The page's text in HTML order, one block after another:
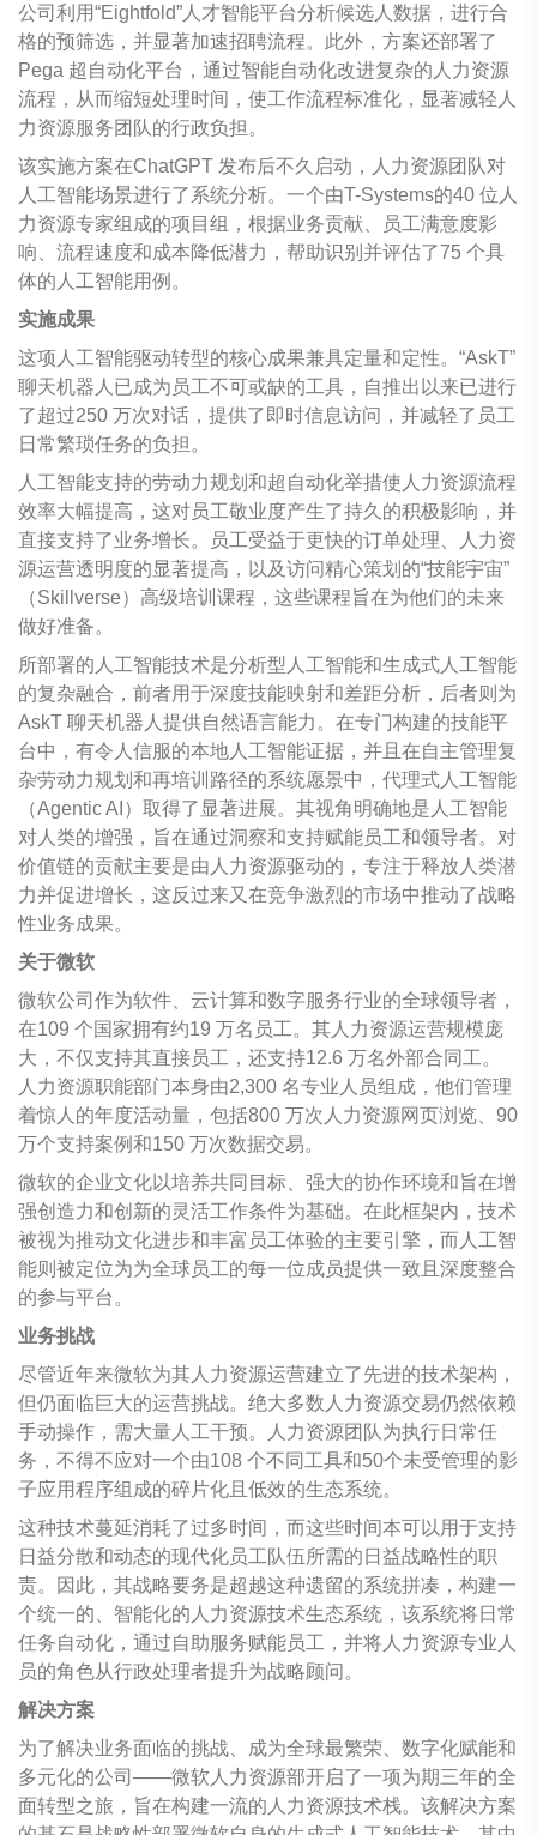
公司利用“Eightfold”人才智能平台分析候选人数据，进行合
格的预筛选，并显著加速招聘流程。此外，方案还部署了
Pega 超自动化平台，通过智能自动化改进复杂的人力资源
流程，从而缩短处理时间，使工作流程标准化，显著减轻人
力资源服务团队的行政负担。
该实施方案在ChatGPT 发布后不久启动，人力资源团队对
人工智能场景进行了系统分析。一个由T-Systems的40 位人
力资源专家组成的项目组，根据业务贡献、员工满意度影
响、流程速度和成本降低潜力，帮助识别并评估了75 个具
体的人工智能用例。
实施成果
这项人工智能驱动转型的核心成果兼具定量和定性。“AskT”
聊天机器人已成为员工不可或缺的工具，自推出以来已进行
了超过250 万次对话，提供了即时信息访问，并减轻了员工
日常繁琐任务的负担。
人工智能支持的劳动力规划和超自动化举措使人力资源流程
效率大幅提高，这对员工敬业度产生了持久的积极影响，并
直接支持了业务增长。员工受益于更快的订单处理、人力资
源运营透明度的显著提高，以及访问精心策划的“技能宇宙”
（Skillverse）高级培训课程，这些课程旨在为他们的未来
做好准备。
所部署的人工智能技术是分析型人工智能和生成式人工智能
的复杂融合，前者用于深度技能映射和差距分析，后者则为
AskT 聊天机器人提供自然语言能力。在专门构建的技能平
台中，有令人信服的本地人工智能证据，并且在自主管理复
杂劳动力规划和再培训路径的系统愿景中，代理式人工智能
（Agentic AI）取得了显著进展。其视角明确地是人工智能
对人类的增强，旨在通过洞察和支持赋能员工和领导者。对
价值链的贡献主要是由人力资源驱动的，专注于释放人类潜
力并促进增长，这反过来又在竞争激烈的市场中推动了战略
性业务成果。
关于微软
微软公司作为软件、云计算和数字服务行业的全球领导者，
在109 个国家拥有约19 万名员工。其人力资源运营规模庞
大，不仅支持其直接员工，还支持12.6 万名外部合同工。
人力资源职能部门本身由2,300 名专业人员组成，他们管理
着惊人的年度活动量，包括800 万次人力资源网页浏览、90
万个支持案例和150 万次数据交易。
微软的企业文化以培养共同目标、强大的协作环境和旨在增
强创造力和创新的灵活工作条件为基础。在此框架内，技术
被视为推动文化进步和丰富员工体验的主要引擎，而人工智
能则被定位为为全球员工的每一位成员提供一致且深度整合
的参与平台。
业务挑战
尽管近年来微软为其人力资源运营建立了先进的技术架构，
但仍面临巨大的运营挑战。绝大多数人力资源交易仍然依赖
手动操作，需大量人工干预。人力资源团队为执行日常任
务，不得不应对一个由108 个不同工具和50个未受管理的影
子应用程序组成的碎片化且低效的生态系统。
这种技术蔓延消耗了过多时间，而这些时间本可以用于支持
日益分散和动态的现代化员工队伍所需的日益战略性的职
责。因此，其战略要务是超越这种遗留的系统拼凑，构建一
个统一的、智能化的人力资源技术生态系统，该系统将日常
任务自动化，通过自助服务赋能员工，并将人力资源专业人
员的角色从行政处理者提升为战略顾问。
解决方案
为了解决业务面临的挑战、成为全球最繁荣、数字化赋能和
多元化的公司——微软人力资源部开启了一项为期三年的全
面转型之旅，旨在构建一流的人力资源技术栈。该解决方案